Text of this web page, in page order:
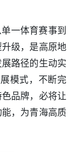
一体育赛事到
级，是高原地
路径的生动实
模式，不断完
品牌，必将让
，为青海高质